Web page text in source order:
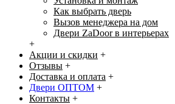
Как выбрать дверь
Вызов менеджера на дом
Двери ZaDoor в интерьерах
+
Акции и скидки +
Отзывы +
Доставка и оплата +
Двери ОПТОМ +
Контакты +